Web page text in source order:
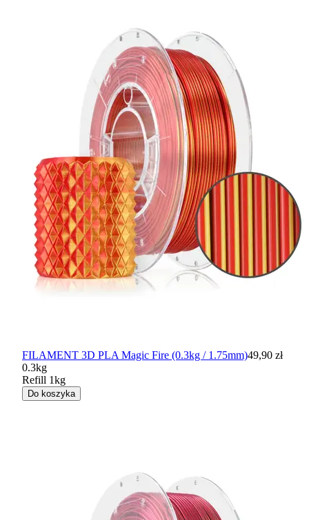
FILAMENT 3D PLA Magic Fire (0.3kg / 1.75mm)49,90 zł
0.3kg
Refill 1kg
Do koszyka